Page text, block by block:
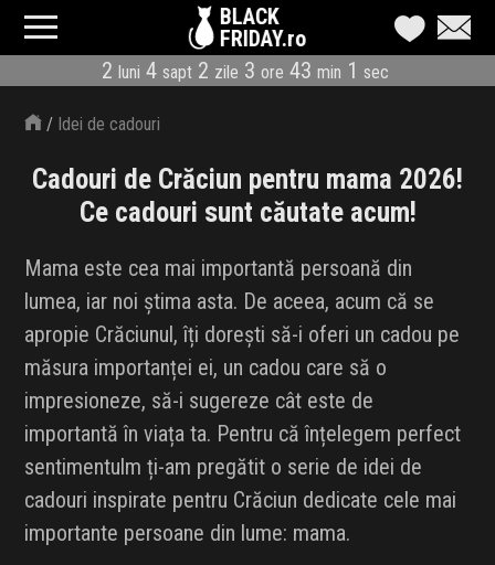
BLACK
FRIDAY.ro
2 luni 4 sapt 2 zile 3 ore 43 min 0 sec
CATEGORII
MAGAZINE
ÎNSCRIE MAGAZIN
REDUCERI
CODURI REDUCERE
CÂND E BLACK FRIDAY
ABONARE NEWSLETTER
INFLUENCER SQUAD
/ Idei de cadouri
Cadouri de Crăciun pentru mama 2026!
Ce cadouri sunt căutate acum!
Mama este cea mai importantă persoană din
lumea, iar noi știma asta. De aceea, acum că se
apropie Crăciunul, îți dorești să-i oferi un cadou pe
măsura importanței ei, un cadou care să o
impresioneze, să-i sugereze cât este de
importantă în viața ta. Pentru că înțelegem perfect
sentimentulm ți-am pregătit o serie de idei de
cadouri inspirate pentru Crăciun dedicate cele mai
importante persoane din lume: mama.